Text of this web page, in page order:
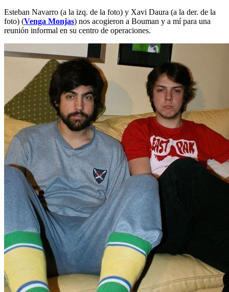
Esteban Navarro (a la izq. de la foto) y Xavi Daura (a la der. de la
foto) (Venga Monjas) nos acogieron a Bouman y a mí para una
reunión informal en su centro de operaciones.